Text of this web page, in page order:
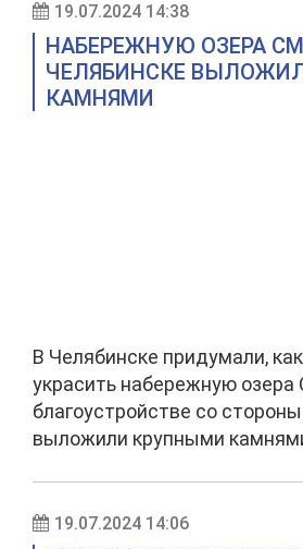
19.07.2024 14:38
НАБЕРЕЖНУЮ ОЗЕРА
ЧЕЛЯБИНСКЕ
КАМНЯМИ
В Челябинске придумали,
украсить набережную
благоустройстве со
выложили крупными
19.07.2024 14:06